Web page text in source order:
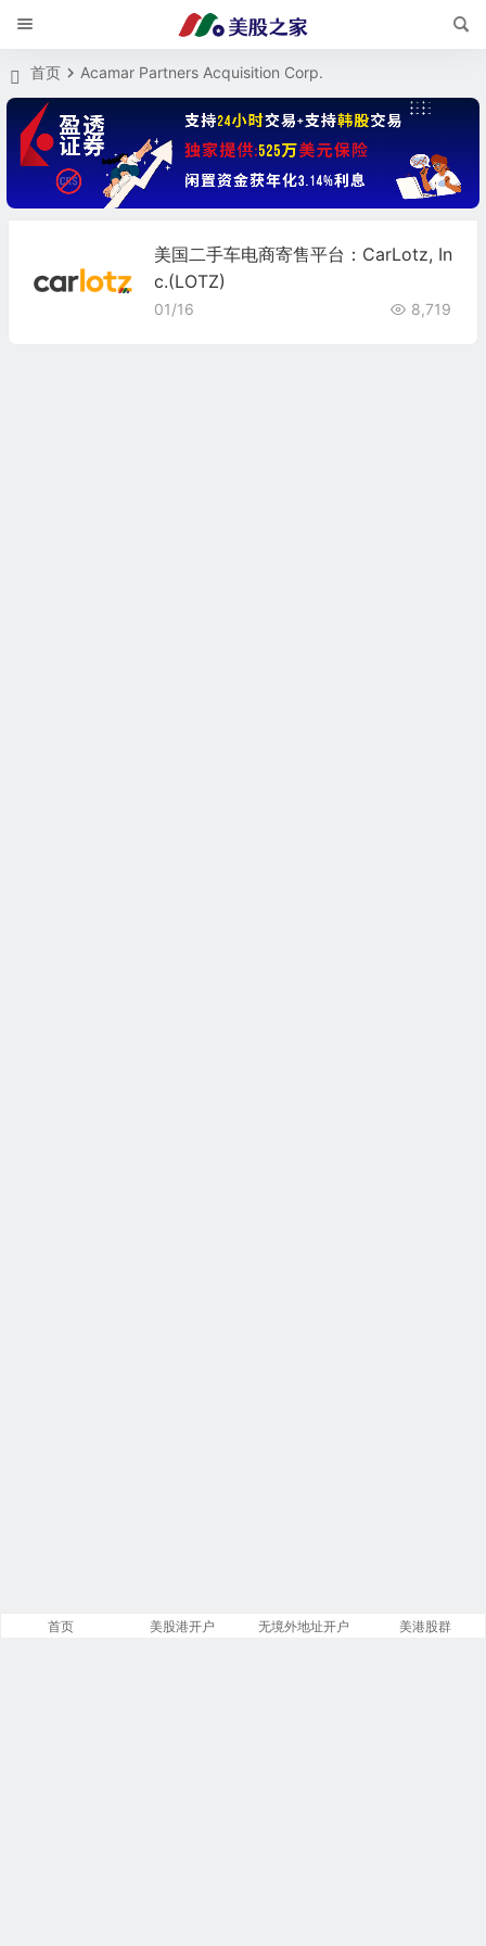
首页 Acamar Partners Acquisition Corp.
美国二手车电商寄售平台：CarLotz, In
c.(LOTZ)
01/16 8,719
首页 美股港开户 无境外地址开户 美港股群